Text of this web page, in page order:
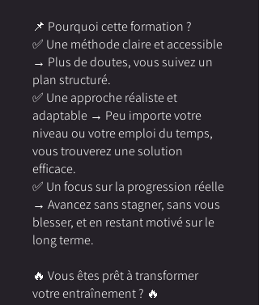
📌 Pourquoi cette formation ?
✅ Une méthode claire et accessible
→ Plus de doutes, vous suivez un
plan structuré.
✅ Une approche réaliste et
adaptable → Peu importe votre
niveau ou votre emploi du temps,
vous trouverez une solution
efficace.
✅ Un focus sur la progression réelle
→ Avancez sans stagner, sans vous
blesser, et en restant motivé sur le
long terme.
🔥 Vous êtes prêt à transformer
votre entraînement ? 🔥